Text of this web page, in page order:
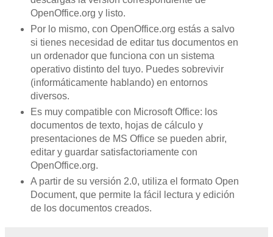
OpenOffice.org y listo.
Por lo mismo, con OpenOffice.org estás a salvo
si tienes necesidad de editar tus documentos en
un ordenador que funciona con un sistema
operativo distinto del tuyo. Puedes sobrevivir
(informáticamente hablando) en entornos
diversos.
Es muy compatible con Microsoft Office: los
documentos de texto, hojas de cálculo y
presentaciones de MS Office se pueden abrir,
editar y guardar satisfactoriamente con
OpenOffice.org.
A partir de su versión 2.0, utiliza el formato Open
Document, que permite la fácil lectura y edición
de los documentos creados.